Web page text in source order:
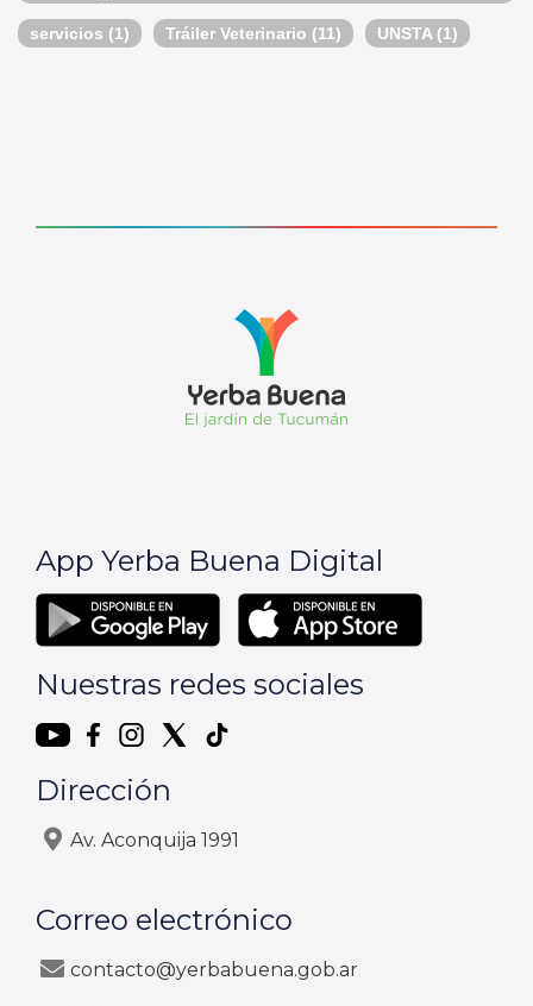
servicios (1) Tráiler Veterinario (11) UNSTA (1)
App Yerba Buena Digital
Nuestras redes sociales
Dirección
Av. Aconquija 1991
Correo electrónico
contacto@yerbabuena.gob.ar